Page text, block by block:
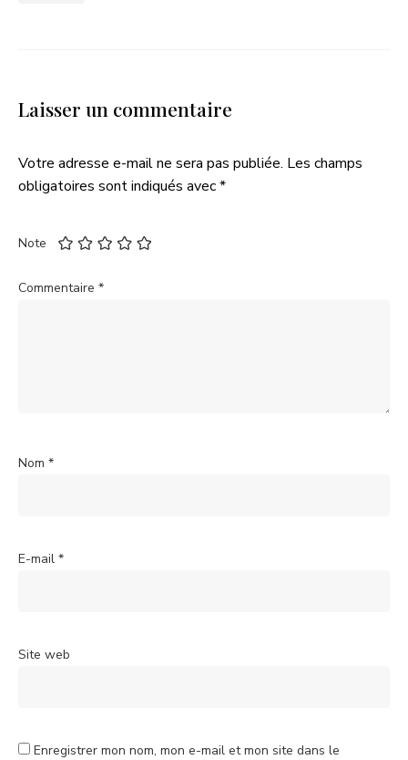
Laisser un commentaire
Votre adresse e-mail ne sera pas publiée. Les champs
obligatoires sont indiqués avec*
Note
Commentaire *
Nom *
E-mail *
Site web
Enregistrer mon nom, mon e-mail et mon site dans le